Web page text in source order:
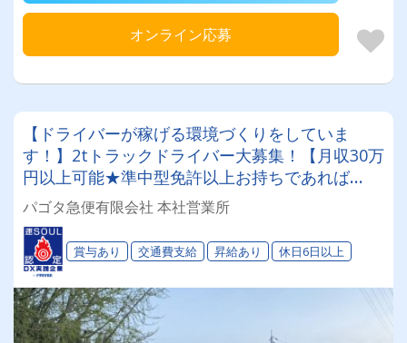
オンライン応募
【ドライバーが稼げる環境づくりをしていま
す！】2tトラックドライバー大募集！【月収30万
円以上可能★準中型免許以上お持ちであれば
OK】
パゴタ急便有限会社 本社営業所
賞与あり 交通費支給 昇給あり 休日6日以上